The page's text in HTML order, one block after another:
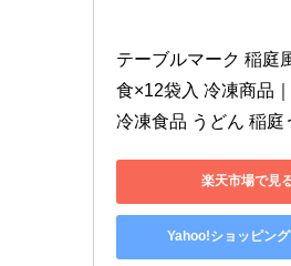
テーブルマーク 稲庭
食×12袋入 冷凍商品
冷凍食品 うどん 稲庭
楽天市場で見
Yahoo!ショッピン